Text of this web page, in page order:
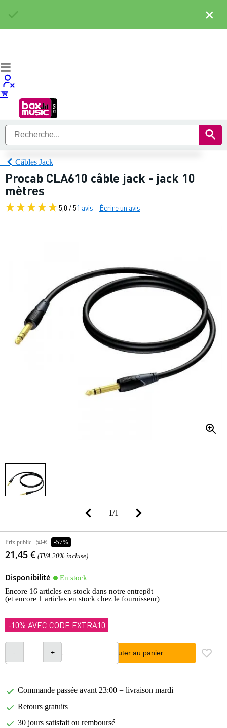
Câbles Jack
Procab CLA610 câble jack - jack 10
mètres
5,0 / 51 avis Écrire un avis
1/1
Prix public 50 € -57%
21,45 € (TVA 20% incluse)
Disponibilité
En stock
Encore 16 articles en stock dans notre entrepôt
(et encore 1 articles en stock chez le fournisseur)
-10% AVEC CODE EXTRA10
Ajouter au panier
Commande passée avant 23:00 = livraison mardi
Retours gratuits
30 jours satisfait ou remboursé
×